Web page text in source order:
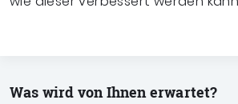
Was wird von Ihnen erwartet?